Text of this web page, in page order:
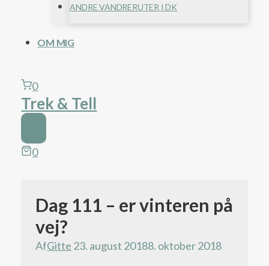
ANDRE VANDRERUTER I DK
OM MIG
0
Trek & Tell
0
Pacific
Crest
Trail
bloggen
Dag 111 – er vinteren på
vej?
AfGitte 23. august 20188. oktober 2018